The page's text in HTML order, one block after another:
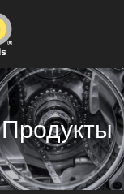
Продукты